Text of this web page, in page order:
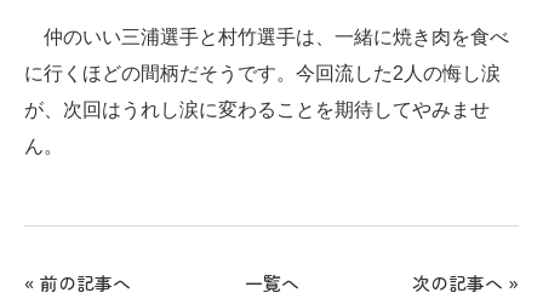
仲のいい三浦選手と村竹選手は、一緒に焼き肉を食べ
に行くほどの間柄だそうです。今回流した2人の悔し涙
が、次回はうれし涙に変わることを期待してやみませ
ん。
« 前の記事へ 一覧へ 次の記事へ »